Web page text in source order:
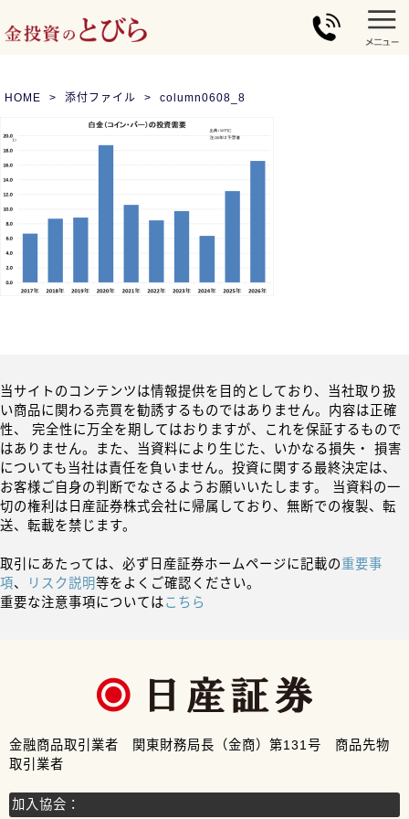
HOME 添付ファイル column0608_8
当サイトのコンテンツは情報提供を目的としており、当社取り扱
い商品に関わる売買を勧誘するものではありません。内容は正確
性、 完全性に万全を期してはおりますが、これを保証するもので
はありません。また、当資料により生じた、いかなる損失・ 損害
についても当社は責任を負いません。投資に関する最終決定は、
お客様ご自身の判断でなさるようお願いいたします。 当資料の一
切の権利は日産証券株式会社に帰属しており、無断での複製、転
送、転載を禁じます。
取引にあたっては、必ず日産証券ホームページに記載の重要事
項、 リスク説明等をよくご確認ください。
重要な注意事項についてはこちら
金融商品取引業者 関東財務局長（金商）第131号 商品先物
取引業者
加入協会：